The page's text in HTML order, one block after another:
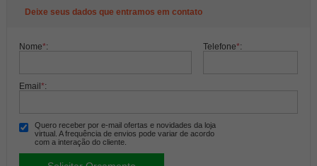
Deixe seus dados que entramos em contato
Nome*: Telefone*:
Email*:
Quero receber por e-mail ofertas e novidades da loja
virtual. A frequência de envios pode variar de acordo
com a interação do cliente.